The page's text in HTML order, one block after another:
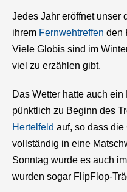
Jedes Jahr eröffnet unser
ihrem Fernwehtreffen den
Viele Globis sind im
viel zu erzählen gibt.
Das Wetter hatte auch
pünktlich zu Beginn des
Hertelfeld auf, so dass
vollständig in eine
Sonntag wurde es auch
wurden sogar FlipFlop-